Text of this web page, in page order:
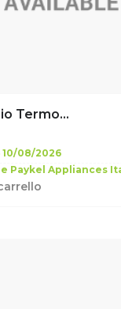
Termo...
10/08/2026
Paykel Appliances